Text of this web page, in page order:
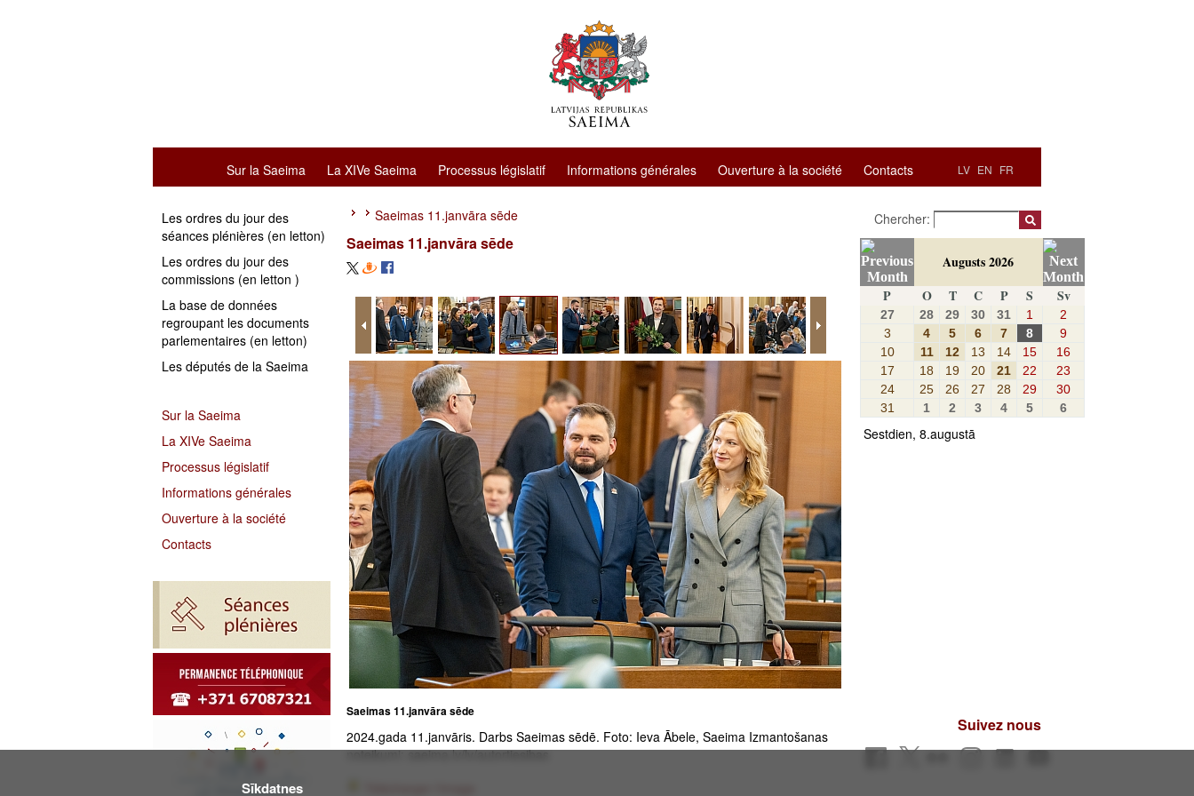
Sīkdatnes
LV EN FR
Sur la Saeima La XIVe Saeima Processus législatif Informations générales Ouverture à la société Contacts
Les ordres du jour des
séances plénières (en letton)
Les ordres du jour des
commissions (en letton )
La base de données
regroupant les documents
parlementaires (en letton)
Les députés de la Saeima
Sur la Saeima
La XIVe Saeima
Processus législatif
Informations générales
Ouverture à la société
Contacts
Saeimas 11.janvāra sēde
Saeimas 11.janvāra sēde
Saeimas 11.janvāra sēde
2024.gada 11.janvāris. Darbs Saeimas sēdē. Foto: Ieva Ābele, Saeima Izmantošanas
noteikumi: saeima.lv/lv/autortiesibas
Chercher:
Augusts 2026
P
O T C P S Sv
27 28 29 30 31 1
2
3
4 5 6 7 8
9
10
11 12 13 14 15
16
17
18 19 20 21 22
23
24
25 26 27 28 29
30
31
1 2 3 4 5 6
Sestdien, 8.augustā
Suivez nous